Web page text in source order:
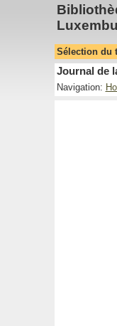
Sélection du
Journal de
Navigation: